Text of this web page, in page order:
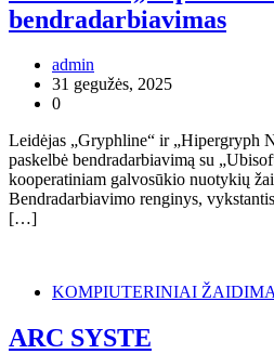
bendradarbiavimas
admin
31 gegužės, 2025
0
Leidėjas „Gryphline“ ir „Hipergryph
paskelbė bendradarbiavimą su
kooperatiniam galvosūkio nuotykių
Bendradarbiavimo renginys,
[…]
KOMPIUTERINIAI
ARC SYSTE